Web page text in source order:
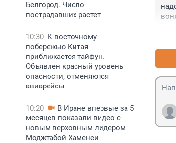
Белгород. Число
пострадавших растет
10:30 К восточному
побережью Китая
приближается тайфун.
Объявлен красный уровень
опасности, отменяются
авиарейсы
10:20
В Иране впервые за 5
месяцев показали видео с
новым верховным лидером
Моджтабой Хаменеи